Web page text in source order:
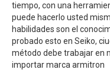
tiempo, con una
puede hacerlo usted
habilidades son el
probado esto en Seiko,
método debe trabajar en
importar marca armitron